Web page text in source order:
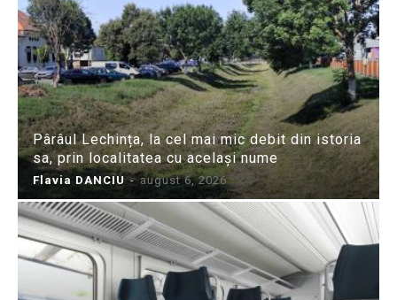
Pârâul Lechința, la cel mai mic debit din istoria
sa, prin localitatea cu același nume
Flavia DANCIU - august 6, 2026